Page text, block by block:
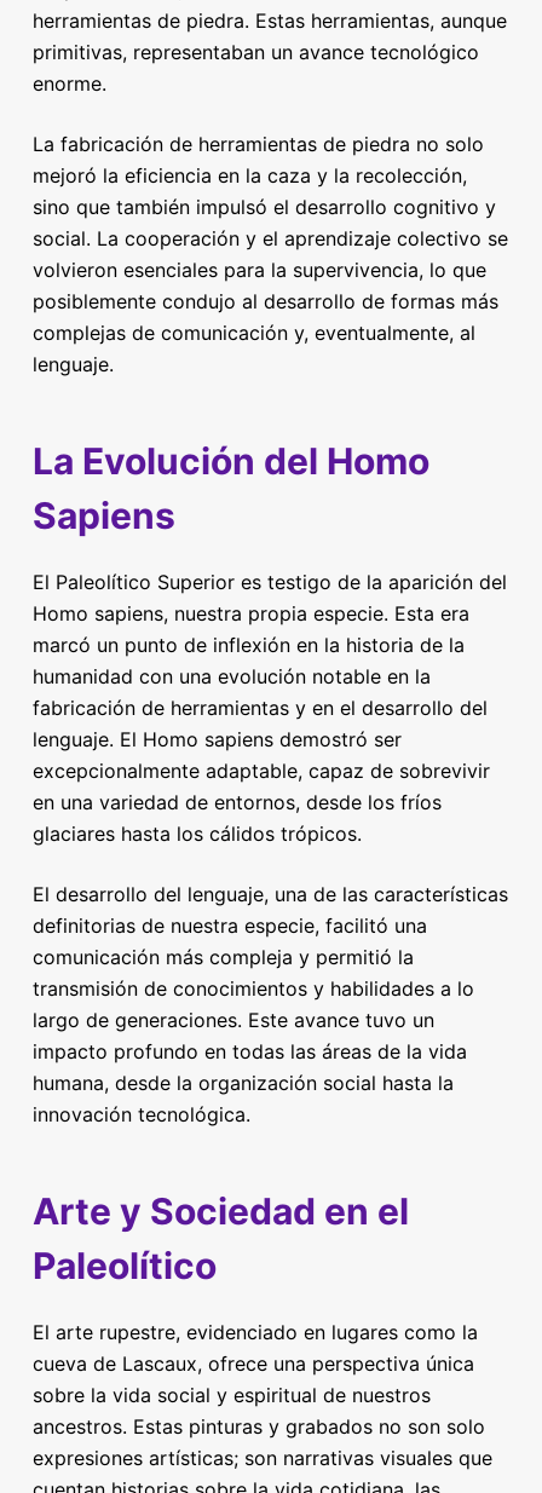
herramientas de piedra. Estas herramientas, aunque
primitivas, representaban un avance tecnológico
enorme.
La fabricación de herramientas de piedra no solo
mejoró la eficiencia en la caza y la recolección,
sino que también impulsó el desarrollo cognitivo y
social. La cooperación y el aprendizaje colectivo se
volvieron esenciales para la supervivencia, lo que
posiblemente condujo al desarrollo de formas más
complejas de comunicación y, eventualmente, al
lenguaje.
La Evolución del Homo
Sapiens
El Paleolítico Superior es testigo de la aparición del
Homo sapiens, nuestra propia especie. Esta era
marcó un punto de inflexión en la historia de la
humanidad con una evolución notable en la
fabricación de herramientas y en el desarrollo del
lenguaje. El Homo sapiens demostró ser
excepcionalmente adaptable, capaz de sobrevivir
en una variedad de entornos, desde los fríos
glaciares hasta los cálidos trópicos.
El desarrollo del lenguaje, una de las características
definitorias de nuestra especie, facilitó una
comunicación más compleja y permitió la
transmisión de conocimientos y habilidades a lo
largo de generaciones. Este avance tuvo un
impacto profundo en todas las áreas de la vida
humana, desde la organización social hasta la
innovación tecnológica.
Arte y Sociedad en el
Paleolítico
El arte rupestre, evidenciado en lugares como la
cueva de Lascaux, ofrece una perspectiva única
sobre la vida social y espiritual de nuestros
ancestros. Estas pinturas y grabados no son solo
expresiones artísticas; son narrativas visuales que